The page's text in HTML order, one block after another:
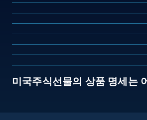
미국주식선물의 상품 명세는